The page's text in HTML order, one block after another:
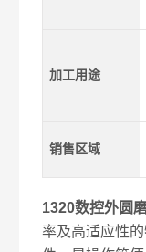
加工用途
销售区域
1320数控外圆
率及高适应性